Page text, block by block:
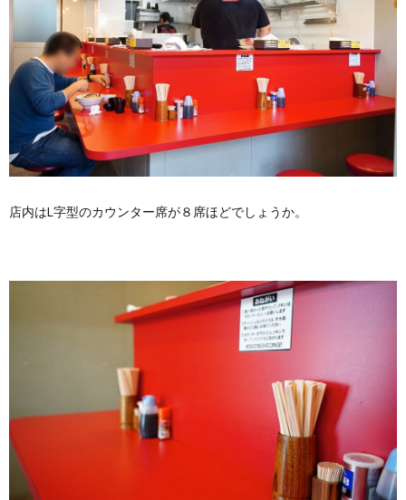
店内はL字型のカウンター席が８席ほどでしょうか。